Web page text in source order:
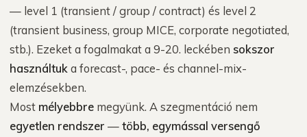
— level 1 (transient / group / contract) és level 2
(transient business, group MICE, corporate negotiated,
stb.). Ezeket a fogalmakat a 9-20. leckében sokszor
használtuk a forecast-, pace- és channel-mix-
elemzésekben.
Most mélyebbre megyünk. A szegmentáció nem
egyetlen rendszer —több, egymással versengő